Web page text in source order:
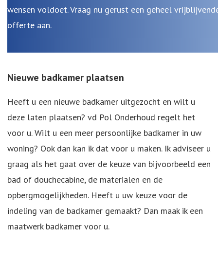
wensen voldoet. Vraag nu gerust een geheel
offerte aan.
Nieuwe badkamer plaatsen
Heeft u een nieuwe badkamer uitgezocht en wilt u
deze laten plaatsen? vd Pol Onderhoud regelt het
voor u. Wilt u een meer persoonlijke badkamer in uw
woning? Ook dan kan ik dat voor u maken. Ik adviseer u
graag als het gaat over de keuze van bijvoorbeeld een
bad of douchecabine, de materialen en de
opbergmogelijkheden. Heeft u uw keuze voor de
indeling van de badkamer gemaakt? Dan maak ik een
maatwerk badkamer voor u.